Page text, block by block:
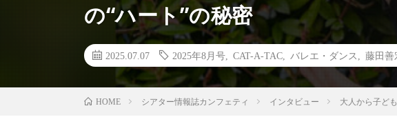
の“ハート”の秘密
2025.07.07 2025年8月号 CAT-A-TAC バレエ・ダンス 藤田善
HOME シアター情報誌カンフェティ インタビュー 大人から子ど